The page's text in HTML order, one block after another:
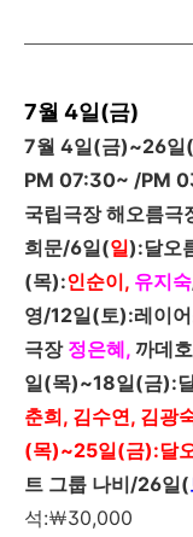
7월 4일(금)
7월 4일(금)~26일(
PM 07:30~ /PM
국립극장 해오름극
희문/6일(일):달오
(목):인순이, 유지숙
영/12일(토):레이
극장 정은혜, 까데
일(목)~18일(금):
춘희, 김수연, 김
(목)~25일(금):달
트 그룹 나비/26일(
석:￦30,000